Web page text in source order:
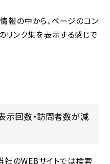
の中から、ページのコン
ンク集を表示する感じで
回数・訪問者数が減
社のWEBサイトでは検索